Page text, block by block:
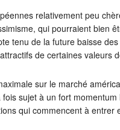
relativement peu
qui pourraient bien
tenu de la future baisse
de certaines valeurs
sur le marché
sujet à un fort momentum
qui commencent à entrer